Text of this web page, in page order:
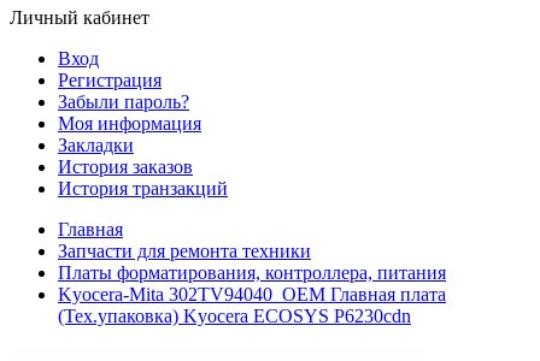
Личный кабинет
Вход
Регистрация
Забыли пароль?
Моя информация
Закладки
История заказов
История транзакций
Главная
Запчасти для ремонта техники
Платы форматирования, контроллера, питания
Kyocera-Mita 302TV94040_OEM Главная плата
(Тех.упаковка) Kyocera ECOSYS P6230cdn